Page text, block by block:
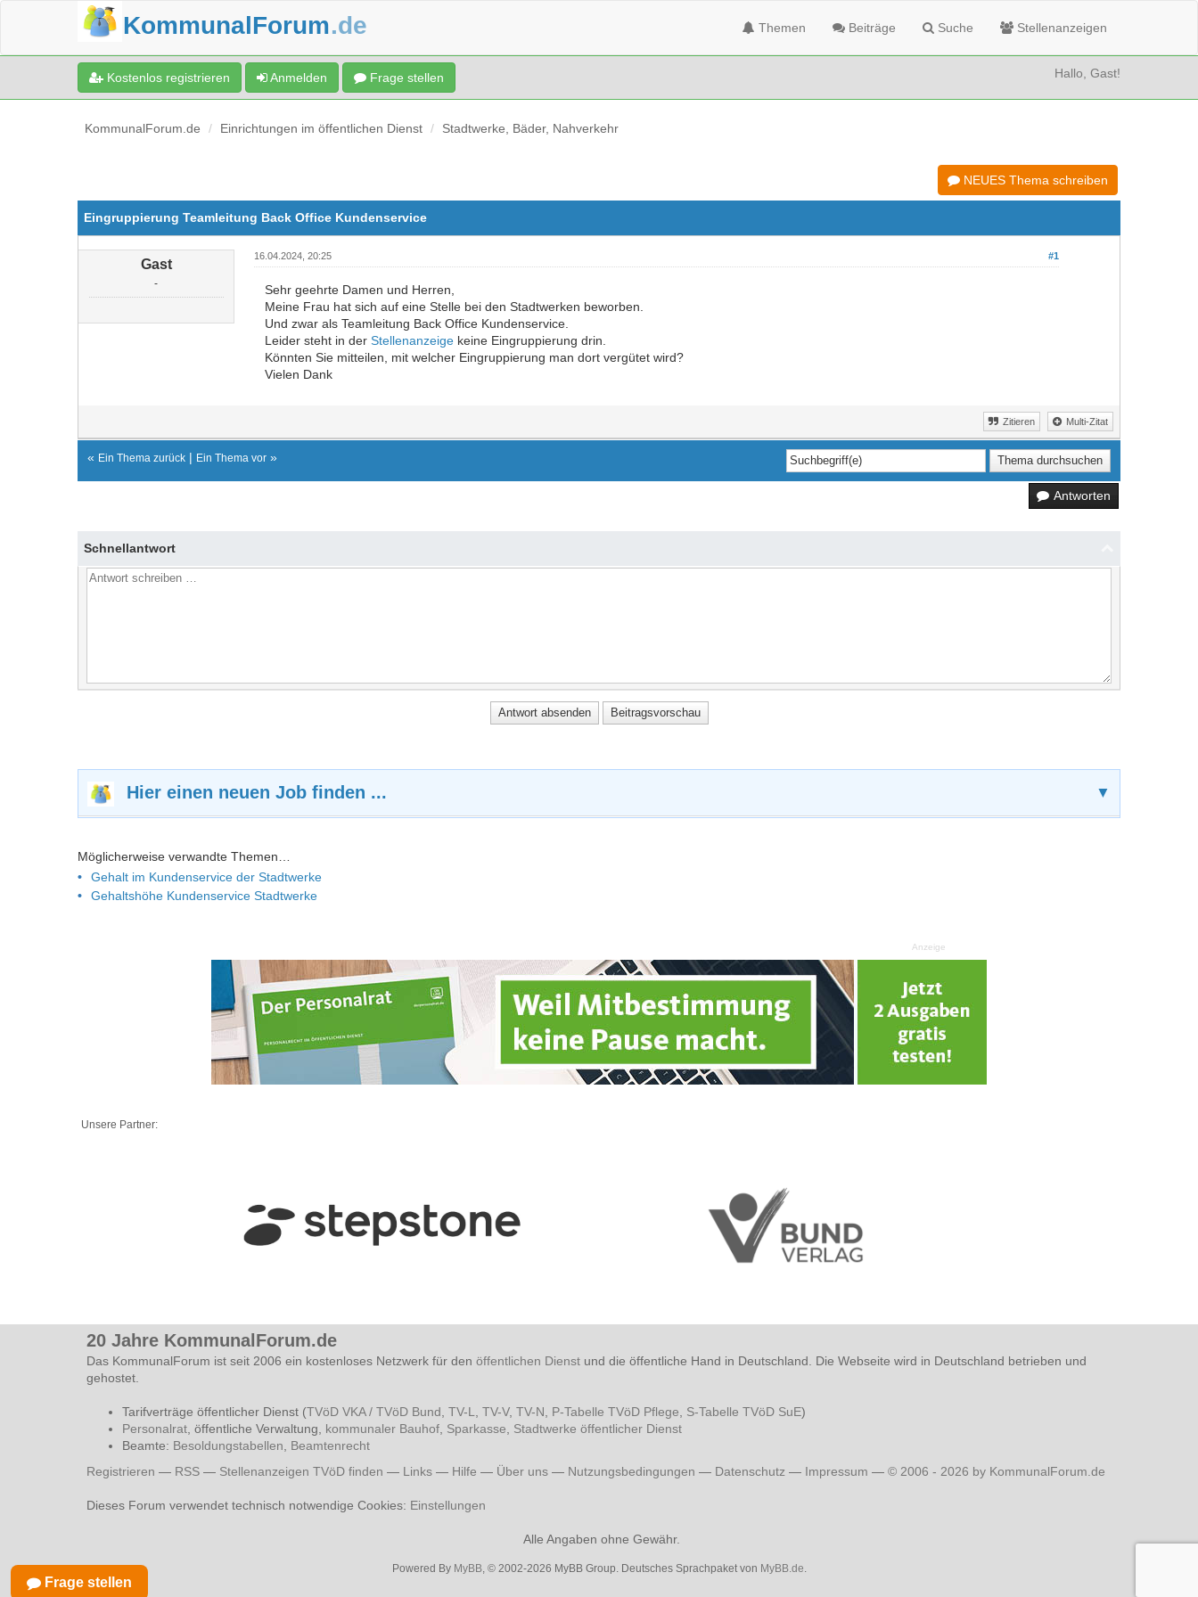
KommunalForum.de Themen Beiträge Suche Stellenanzeigen
Kostenlos registrieren Anmelden Frage stellen Hallo, Gast!
KommunalForum.de Einrichtungen im öffentlichen Dienst Stadtwerke, Bäder, Nahverkehr
NEUES Thema schreiben
Eingruppierung Teamleitung Back Office Kundenservice
Gast
-
#1
16.04.2024, 20:25
Sehr geehrte Damen und Herren,
Meine Frau hat sich auf eine Stelle bei den Stadtwerken beworben.
Und zwar als Teamleitung Back Office Kundenservice.
Leider steht in der Stellenanzeigekeine Eingruppierung drin.
Könnten Sie mitteilen, mit welcher Eingruppierung man dort vergütet wird?
Vielen Dank
Zitieren Multi-Zitat
« Ein Thema zurück | Ein Thema vor »
Antworten
Schnellantwort
Hier einen neuen Job finden ... ▼
Möglicherweise verwandte Themen…
Gehalt im Kundenservice der Stadtwerke
Gehaltshöhe Kundenservice Stadtwerke
Frage stellen
Anzeige
Unsere Partner:
20 Jahre KommunalForum.de
Das KommunalForum ist seit 2006 ein kostenloses Netzwerk für den öffentlichen Dienst und die öffentliche Hand in Deutschland. Die Webseite wird in Deutschland betrieben und
gehostet.
Tarifverträge öffentlicher Dienst (TVöD VKA / TVöD Bund TV-L TV-V, TV-N P-Tabelle TVöD Pflege S-Tabelle TVöD SuE)
Personalrat , öffentliche Verwaltung, kommunaler Bauhof Sparkasse
Stadtwerke öffentlicher Dienst
Beamte: Besoldungstabellen
Beamtenrecht
Registrieren — RSS — Stellenanzeigen TVöD finden — Links — Hilfe — Über uns — Nutzungsbedingungen — Datenschutz — Impressum — © 2006 - 2026 by KommunalForum.de
Dieses Forum verwendet technisch notwendige Cookies: Einstellungen
Alle Angaben ohne Gewähr.
Powered By MyBB, © 2002-2026 MyBB Group. Deutsches Sprachpaket von MyBB.de.